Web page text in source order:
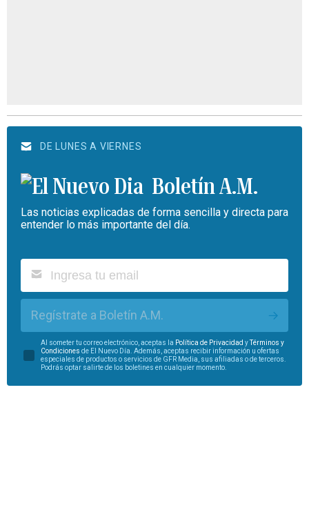
DE LUNES A VIERNES
Boletín A.M.
Las noticias explicadas de forma sencilla y directa para
entender lo más importante del día.
Regístrate a Boletín A.M.
Al someter tu correo electrónico, aceptas la Política de Privacidad yTérminos y
Condiciones de El Nuevo Día. Además, aceptas recibir información u ofertas
especiales de productos o servicios de GFR Media, sus afiliadas o de terceros.
Podrás optar salirte de los boletines en cualquier momento.